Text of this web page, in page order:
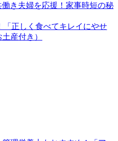
き夫婦を応援！家事時短の秘
「正しく食べてキレイにやせ
産付き）